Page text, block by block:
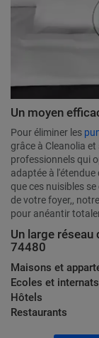
Un moyen
Pour éliminer les
grâce à Cleanolia
professionnels qui
adaptée à
que ces nuisibles
de votre foyer,,
pour anéantir
Un large réseau
74480
Maisons et
Ecoles et internats
Hôtels
Restaurants